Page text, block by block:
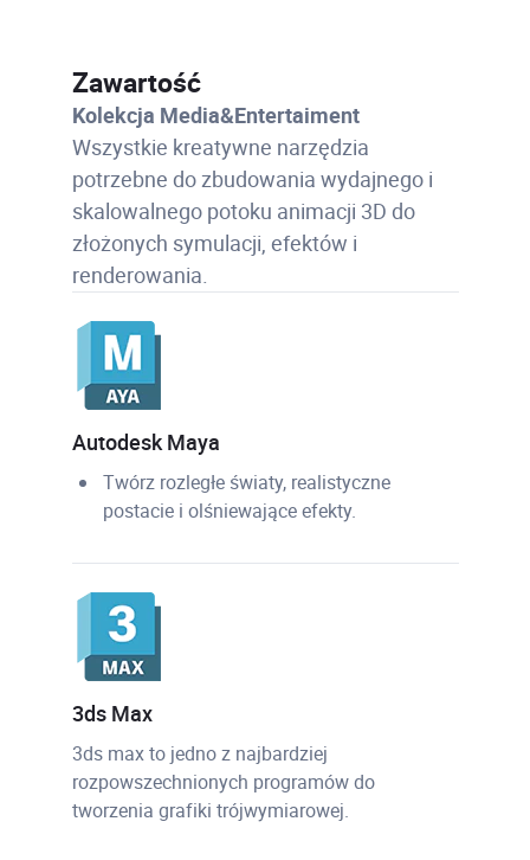
Zawartość
Kolekcja Media&Entertaiment
Wszystkie kreatywne narzędzia
potrzebne do zbudowania wydajnego i
skalowalnego potoku animacji 3D do
złożonych symulacji, efektów i
renderowania.
Autodesk Maya
Twórz rozległe światy, realistyczne
postacie i olśniewające efekty.
3ds Max
3ds max to jedno z najbardziej
rozpowszechnionych programów do
tworzenia grafiki trójwymiarowej.